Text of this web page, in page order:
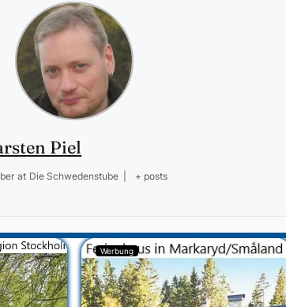
Piel
at Die Schwedenstube + posts
Werbung